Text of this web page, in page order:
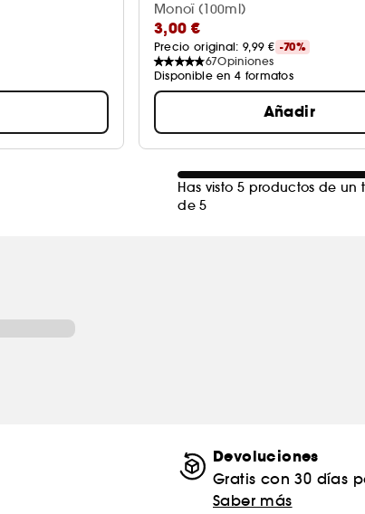
Monoï (100ml)
3,00 €
Precio original: 9,99 € -70%
67Opiniones
Disponible en 4 formatos
Añadir
Has visto 5 productos de un
de 5
Devoluciones
Gratis con 30 días
Saber más